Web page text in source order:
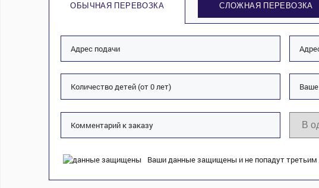
ОБЫЧНАЯ ПЕРЕВОЗКА СЛОЖНАЯ ПЕРЕВОЗКА
Ваши данные защищены и не попадут